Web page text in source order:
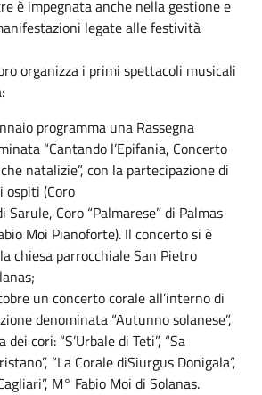
è impegnata anche nella gestione e
legate alle festività
organizza i primi spettacoli musicali
programma una Rassegna
“Cantando l’Epifania, Concerto
natalizie”, con la partecipazione di
ospiti (Coro
Sarule, Coro “Palmarese” di Palmas
Moi Pianoforte). Il concerto si è
chiesa parrocchiale San Pietro
un concerto corale all’interno di
denominata “Autunno solanese”,
cori: “S’Urbale di Teti”, “Sa
“La Corale diSiurgus Donigala”,
M° Fabio Moi di Solanas.